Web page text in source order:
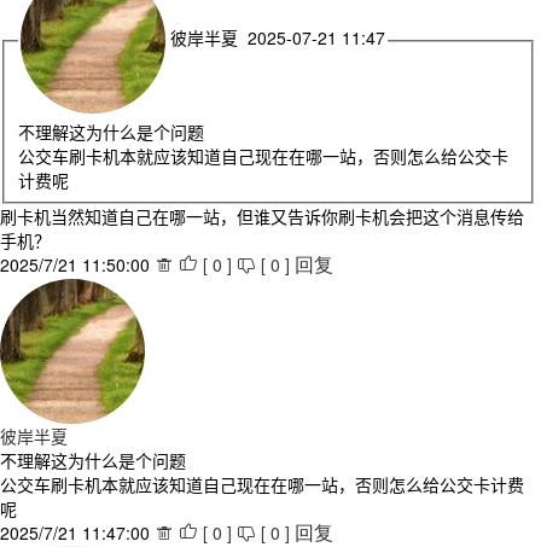
彼岸半夏 2025-07-21 11:47
不理解这为什么是个问题
公交车刷卡机本就应该知道自己现在在哪一站，否则怎么给公交卡
计费呢
刷卡机当然知道自己在哪一站，但谁又告诉你刷卡机会把这个消息传给
手机？
2025/7/21 11:50:00   [ 0 ]  [ 0 ] 回复
彼岸半夏
不理解这为什么是个问题
公交车刷卡机本就应该知道自己现在在哪一站，否则怎么给公交卡计费
呢
2025/7/21 11:47:00   [ 0 ]  [ 0 ] 回复